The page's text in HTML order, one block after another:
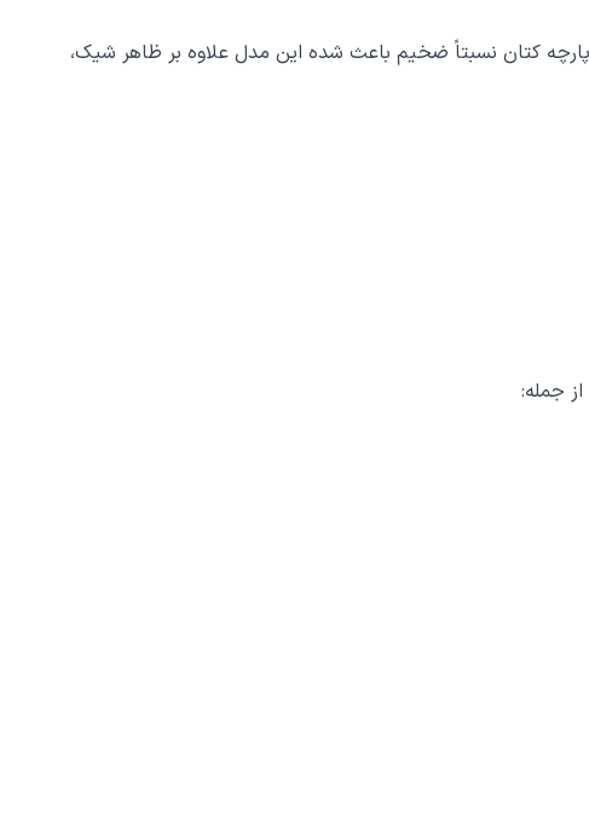
پارچه کتان نسبتاً ضخیم باعث شده این مدل علاوه بر ظاهر شیک،
جمله: